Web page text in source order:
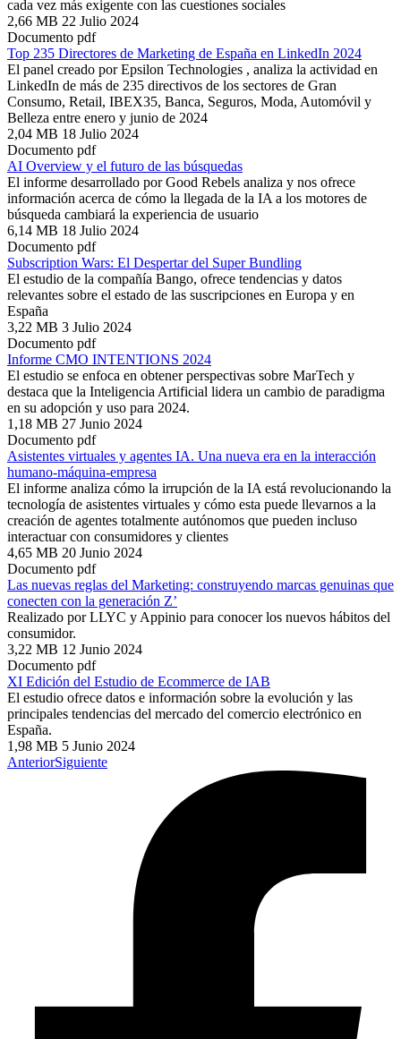
cada vez más exigente con las cuestiones sociales
2,66 MB 22 Julio 2024
Documento pdf
Top 235 Directores de Marketing de España en LinkedIn 2024
El panel creado por Epsilon Technologies , analiza la actividad en
LinkedIn de más de 235 directivos de los sectores de Gran
Consumo, Retail, IBEX35, Banca, Seguros, Moda, Automóvil y
Belleza entre enero y junio de 2024
2,04 MB 18 Julio 2024
Documento pdf
AI Overview y el futuro de las búsquedas
El informe desarrollado por Good Rebels analiza y nos ofrece
información acerca de cómo la llegada de la IA a los motores de
búsqueda cambiará la experiencia de usuario
6,14 MB 18 Julio 2024
Documento pdf
Subscription Wars: El Despertar del Super Bundling
El estudio de la compañía Bango, ofrece tendencias y datos
relevantes sobre el estado de las suscripciones en Europa y en
España
3,22 MB 3 Julio 2024
Documento pdf
Informe CMO INTENTIONS 2024
El estudio se enfoca en obtener perspectivas sobre MarTech y
destaca que la Inteligencia Artificial lidera un cambio de paradigma
en su adopción y uso para 2024.
1,18 MB 27 Junio 2024
Documento pdf
Asistentes virtuales y agentes IA. Una nueva era en la interacción
humano-máquina-empresa
El informe analiza cómo la irrupción de la IA está revolucionando la
tecnología de asistentes virtuales y cómo esta puede llevarnos a la
creación de agentes totalmente autónomos que pueden incluso
interactuar con consumidores y clientes
4,65 MB 20 Junio 2024
Documento pdf
Las nuevas reglas del Marketing: construyendo marcas genuinas que
conecten con la generación Z’
Realizado por LLYC y Appinio para conocer los nuevos hábitos del
consumidor.
3,22 MB 12 Junio 2024
Documento pdf
XI Edición del Estudio de Ecommerce de IAB
El estudio ofrece datos e información sobre la evolución y las
principales tendencias del mercado del comercio electrónico en
España.
1,98 MB 5 Junio 2024
AnteriorSiguiente